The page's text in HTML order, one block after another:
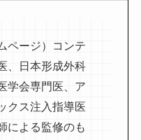
ページ）コンテ
、日本形成外科
学会専門医、ア
クス注入指導医
による監修のも